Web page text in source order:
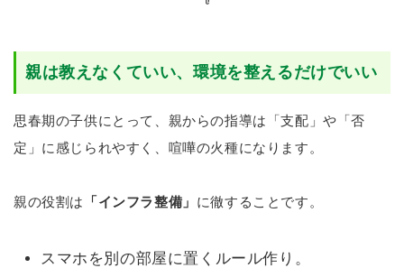
親は教えなくていい、環境を整えるだけでいい
思春期の子供にとって、親からの指導は「支配」や「否
定」に感じられやすく、喧嘩の火種になります。
親の役割は 「インフラ整備」 に徹することです。
スマホを別の部屋に置くルール作り。